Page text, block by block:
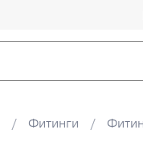
Фитинги